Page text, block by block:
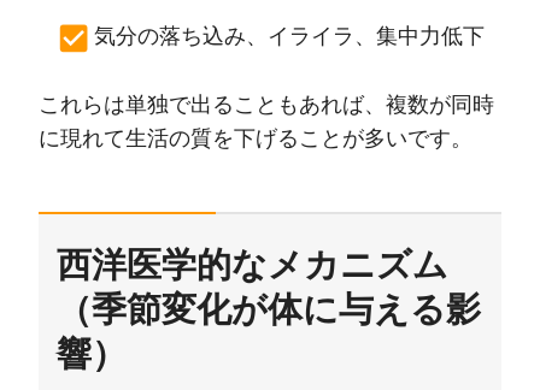
気分の落ち込み、イライラ、集中力低下
これらは単独で出ることもあれば、複数が同時
に現れて生活の質を下げることが多いです。
西洋医学的なメカニズム
（季節変化が体に与える影
響）